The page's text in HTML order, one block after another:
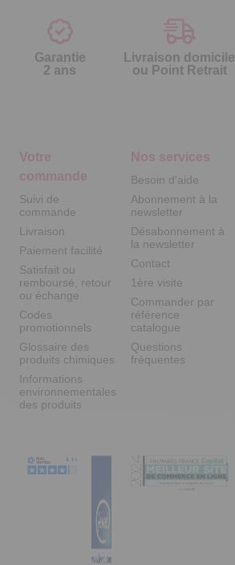
Garantie
2 ans
Livraison domicile
ou Point Retrait
Votre
commande
Suivi de
commande
Livraison
Paiement facilité
Satisfait ou
remboursé, retour
ou échange
Codes
promotionnels
Glossaire des
produits chimiques
Informations
environnementales
des produits
Nos services
Besoin d'aide
Abonnement à la
newsletter
Désabonnement à
la newsletter
Contact
1ère visite
Commander par
référence
catalogue
Questions
fréquentes